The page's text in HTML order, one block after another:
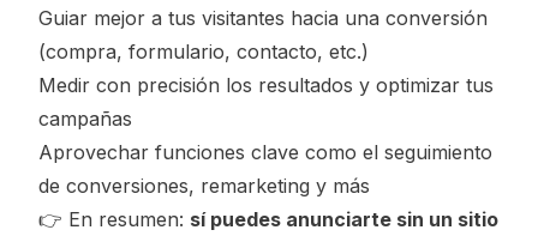
Guiar mejor a tus visitantes hacia una conversión
(compra, formulario, contacto, etc.)
Medir con precisión los resultados y optimizar tus
campañas
Aprovechar funciones clave como el seguimiento
de conversiones, remarketing y más
👉 En resumen: sí puedes anunciarte sin un sitio